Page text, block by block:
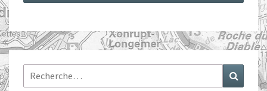
Rechercher :